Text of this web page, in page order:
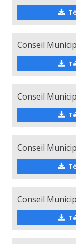
Conseil
Conseil
Conseil
Conseil